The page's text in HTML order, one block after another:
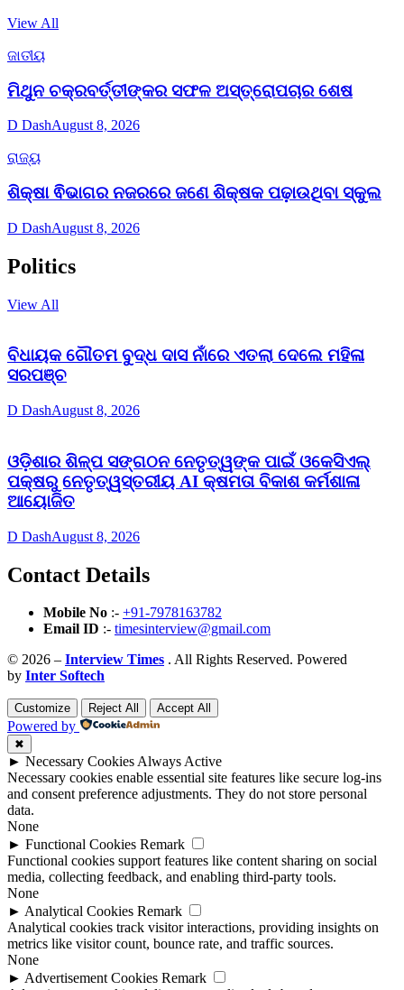
View All
ଜାତୀୟ
ମିଥୁନ ଚକ୍ରବର୍ତ୍ତୀଙ୍କର ସଫଳ ଅସ୍ତ୍ରୋପଚାର ଶେଷ
D DashAugust 8, 2026
ରାଜ୍ୟ
ଶିକ୍ଷା ଵିଭାଗର ନଜରରେ ଜଣେ ଶିକ୍ଷକ ପଢ଼ାଉଥିବା ସ୍କୁଲ
D DashAugust 8, 2026
Politics
View All
ବିଧାୟକ ଗୌତମ ବୁଦ୍ଧ ଦାସ ନାଁରେ ଏତଲା ଦେଲେ ମହିଳା
ସରପଞ୍ଚ
D DashAugust 8, 2026
ଓଡ଼ିଶାର ଶିଳ୍ପ ସଙ୍ଗଠନ ନେତୃତ୍ୱଙ୍କ ପାଇଁ ଓକେସିଏଲ୍
ପକ୍ଷରୁ ନେତୃତ୍ୱସ୍ତରୀୟ AI କ୍ଷମତା ବିକାଶ କର୍ମଶାଳା
ଆୟୋଜିତ
D DashAugust 8, 2026
Contact Details
Mobile No :- +91-7978163782
Email ID :- timesinterview@gmail.com
© 2026 – Interview Times . All Rights Reserved. Powered
by Inter Softech
Customize Reject All Accept All
Powered by
✖
► Necessary CookiesAlways Active
Necessary cookies enable essential site features like secure log-ins
and consent preference adjustments. They do not store personal
data.
None
► Functional Cookies Remark
Functional cookies support features like content sharing on social
media, collecting feedback, and enabling third-party tools.
None
► Analytical Cookies Remark
Analytical cookies track visitor interactions, providing insights on
metrics like visitor count, bounce rate, and traffic sources.
None
► Advertisement Cookies Remark